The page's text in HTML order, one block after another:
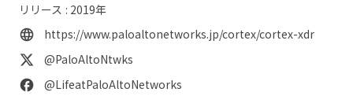
リリース : 2019年
https://www.paloaltonetworks.jp/cortex/cortex-xdr
@PaloAltoNtwks
@LifeatPaloAltoNetworks